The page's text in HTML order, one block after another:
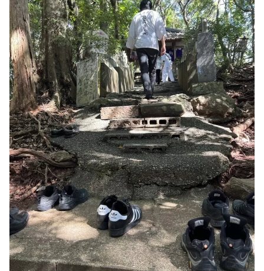
BLOG
ブログ
よくある質問
プライバシーポリシー
お問い合わせ
080-1481-9900
メールで予約